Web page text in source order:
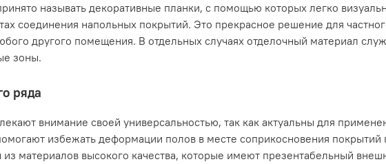
называть декоративные планки, с помощью которых легко
соединения напольных покрытий. Это прекрасное решение для
другого помещения. В отдельных случаях отделочный материал
зоны.
ряда
внимание своей универсальностью, так как актуальны для
избежать деформации полов в месте соприкосновения покрытий
материалов высокого качества, которые имеют презентабельный